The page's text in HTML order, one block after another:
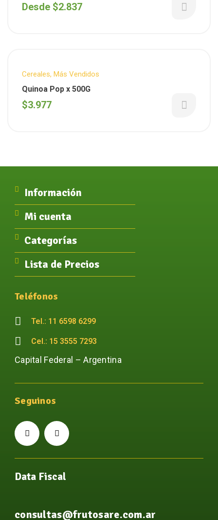
Desde $2.837
Cereales, Más Vendidos
Quinoa Pop x 500G
$3.977
Información
Mi cuenta
Categorías
Lista de Precios
Teléfonos
Tel.: 11 6598 6299
Cel.: 15 3555 7293
Capital Federal – Argentina
Seguinos
Data Fiscal
consultas@frutosare.com.ar